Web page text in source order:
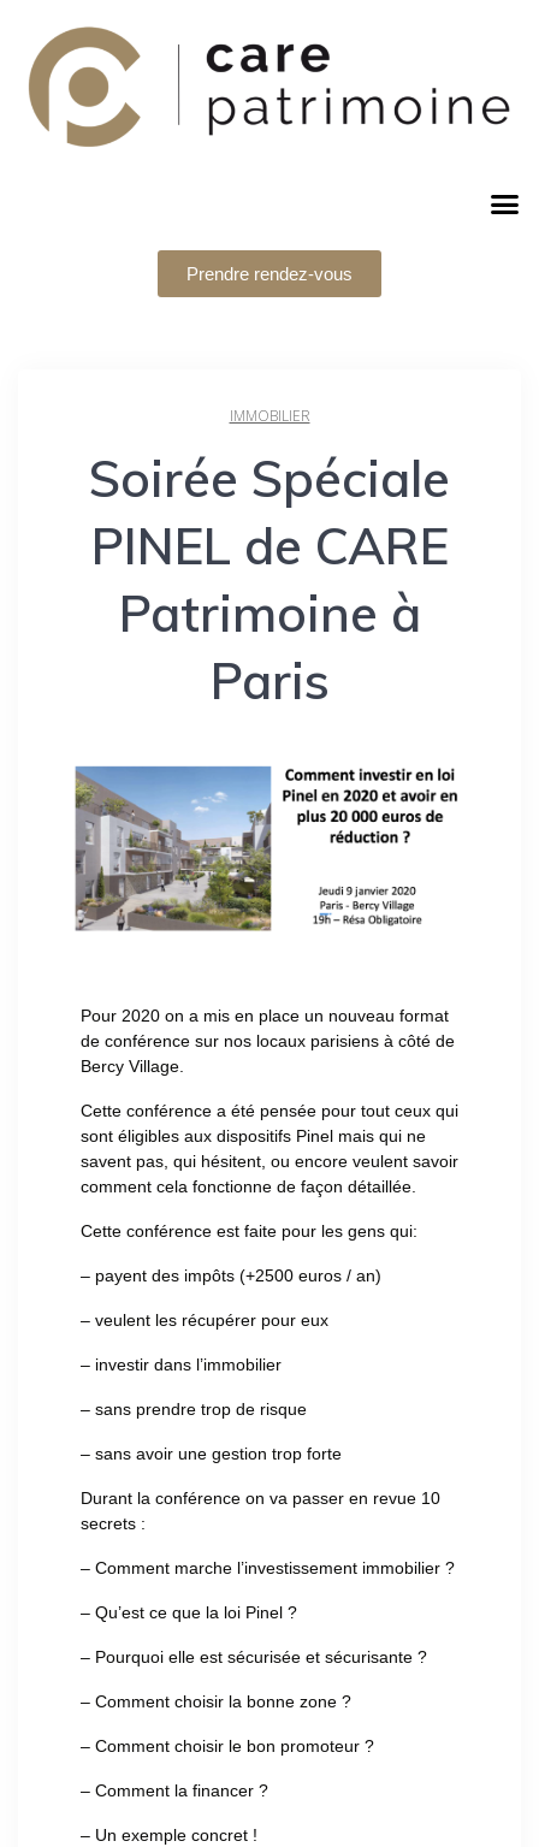
Prendre rendez-vous
IMMOBILIER
Soirée Spéciale
PINEL de CARE
Patrimoine à
Paris
Pour 2020 on a mis en place un nouveau format
de conférence sur nos locaux parisiens à côté de
Bercy Village.
Cette conférence a été pensée pour tout ceux qui
sont éligibles aux dispositifs Pinel mais qui ne
savent pas, qui hésitent, ou encore veulent savoir
comment cela fonctionne de façon détaillée.
Cette conférence est faite pour les gens qui:
– payent des impôts (+2500 euros / an)
– veulent les récupérer pour eux
– investir dans l’immobilier
– sans prendre trop de risque
– sans avoir une gestion trop forte
Durant la conférence on va passer en revue 10
secrets :
– Comment marche l’investissement immobilier ?
– Qu’est ce que la loi Pinel ?
– Pourquoi elle est sécurisée et sécurisante ?
– Comment choisir la bonne zone ?
– Comment choisir le bon promoteur ?
– Comment la financer ?
– Un exemple concret !